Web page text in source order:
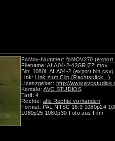
FoMov-Nummer: foMOV270(export
Filename: ALA04-2-42GRIZZ.mov
Bin: 1080i_ALA04-2 (export bin csv)
Link: Link zum Clip (Rechtsclick...)
Lizenzgeber: http://
Kontakt:AVC STUDIOS
Tarif: 4
Rechte: alle Rechte vorhanden
Format: PAL NTSC 16:9 1080p24
1080p25 1080p30 Foto aus Film